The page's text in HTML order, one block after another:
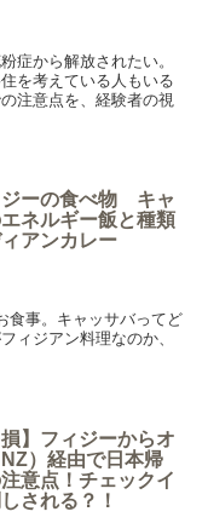
症から解放されたい。
を考えている人もいる
注意点を、経験者の視
ーの食べ物 キャ
ネルギー飯と種類
アンカレー
食事。キャッサバってど
ィジアン料理なのか、
損】フィジーからオ
）経由で日本帰
意点！チェックイ
される？！